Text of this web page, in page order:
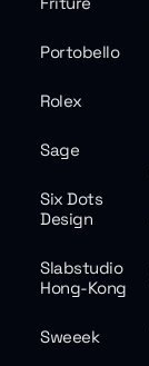
Portobello
Rolex
Sage
Six Dots
Design
Slabstudio
Hong-Kong
Sweeek